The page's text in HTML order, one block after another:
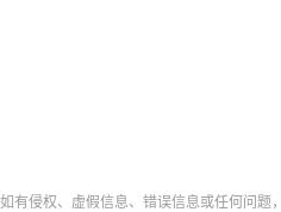
侵权、虚假信息、错误信息或任何问题，